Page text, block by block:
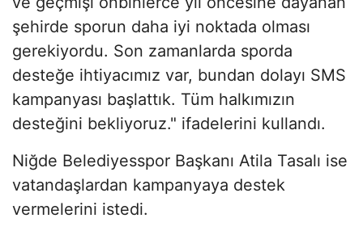
şehirde sporun daha iyi noktada olması
gerekiyordu. Son zamanlarda sporda
desteğe ihtiyacımız var, bundan dolayı SMS
kampanyası başlattık. Tüm halkımızın
desteğini bekliyoruz." ifadelerini kullandı.
Niğde Belediyesspor Başkanı Atila Tasalı ise
vatandaşlardan kampanyaya destek
vermelerini istedi.